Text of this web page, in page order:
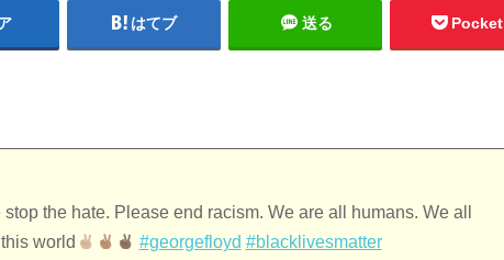
はてブ 送る Pocket
the hate. Please end racism. We are all humans. We all
world
#georgefloyd #blacklivesmatter